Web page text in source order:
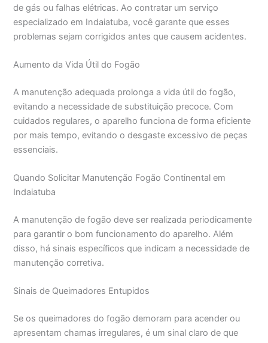
de gás ou falhas elétricas. Ao contratar um serviço
especializado em Indaiatuba, você garante que esses
problemas sejam corrigidos antes que causem acidentes.
Aumento da Vida Útil do Fogão
A manutenção adequada prolonga a vida útil do fogão,
evitando a necessidade de substituição precoce. Com
cuidados regulares, o aparelho funciona de forma eficiente
por mais tempo, evitando o desgaste excessivo de peças
essenciais.
Quando Solicitar Manutenção Fogão Continental em
Indaiatuba
A manutenção de fogão deve ser realizada periodicamente
para garantir o bom funcionamento do aparelho. Além
disso, há sinais específicos que indicam a necessidade de
manutenção corretiva.
Sinais de Queimadores Entupidos
Se os queimadores do fogão demoram para acender ou
apresentam chamas irregulares, é um sinal claro de que